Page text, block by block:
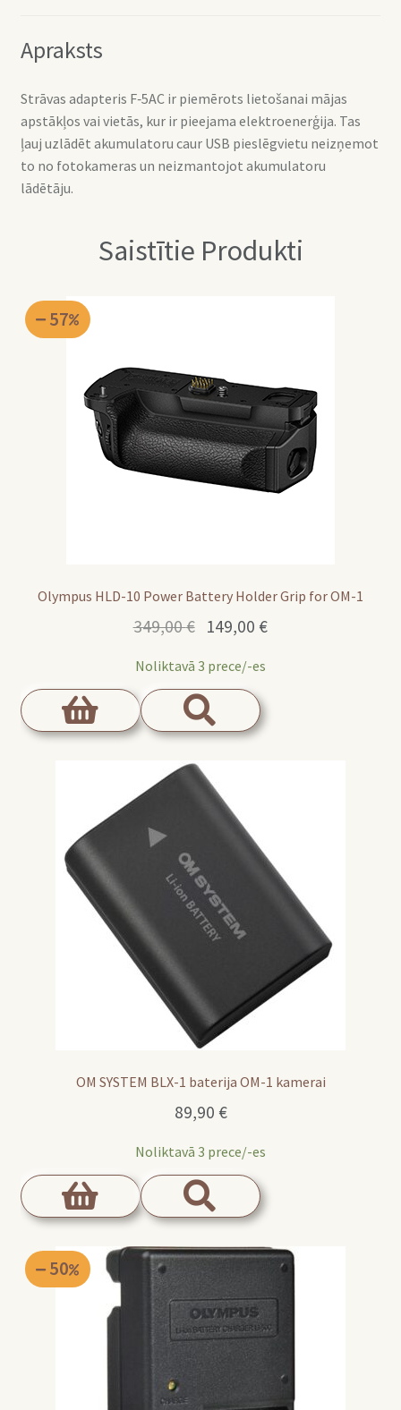
Apraksts
Strāvas adapteris F‑5AC ir piemērots lietošanai mājas
apstākļos vai vietās, kur ir pieejama elektroenerģija. Tas
ļauj uzlādēt akumulatoru caur USB pieslēgvietu neizņemot
to no fotokameras un neizmantojot akumulatoru
lādētāju.
Saistītie Produkti
Olympus HLD-10 Power Battery Holder Grip for OM-1
57
349,00€ Original
was:
349,00 €.
149,00 €Current
Noliktavā 3 prece/-es
OM SYSTEM BLX-1 baterija OM-1 kamerai
89,90 €
Noliktavā 3 prece/-es
50